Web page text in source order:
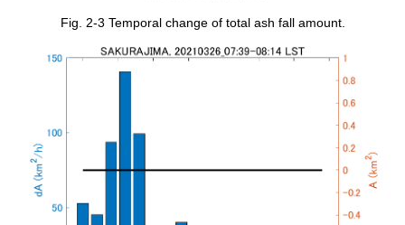
Fig. 2-3 Temporal change of total ash fall amount.